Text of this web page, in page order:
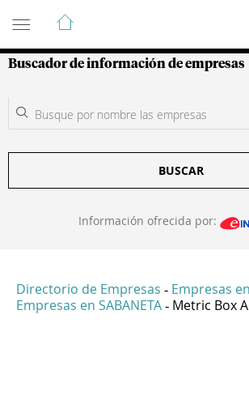
Guía de Empresas
Buscador de información de empresas
BUSCAR
Información ofrecida por:
Directorio de Empresas - Empresas
Empresas en SABANETA - Metric Box